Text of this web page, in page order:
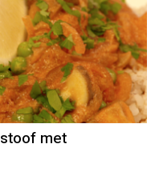
met